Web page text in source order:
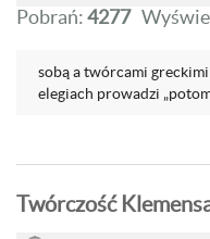
Pobrań:4277
sobą a twórcami
elegiach prowadzi
Twórczość